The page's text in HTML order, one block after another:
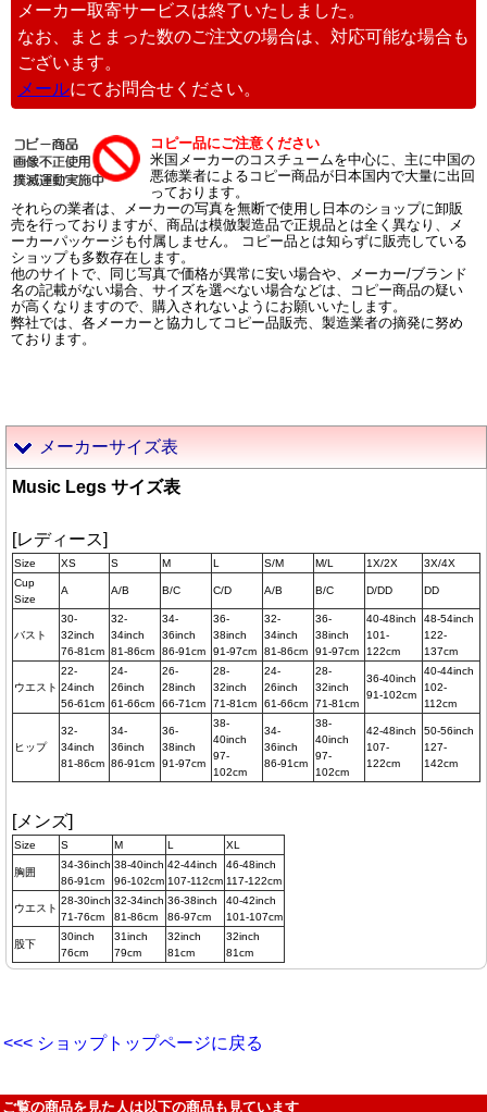
メーカー取寄サービスは終了いたしました。
なお、まとまった数のご注文の場合は、対応可能な場合も
ございます。
メールにてお問合せください。
コピー品にご注意ください
米国メーカーのコスチュームを中心に、主に中国の
悪徳業者によるコピー商品が日本国内で大量に出回
っております。
それらの業者は、メーカーの写真を無断で使用し日本のショップに卸販
売を行っておりますが、商品は模倣製造品で正規品とは全く異なり、メ
ーカーパッケージも付属しません。 コピー品とは知らずに販売している
ショップも多数存在します。
他のサイトで、同じ写真で価格が異常に安い場合や、メーカー/ブランド
名の記載がない場合、サイズを選べない場合などは、コピー商品の疑い
が高くなりますので、購入されないようにお願いいたします。
弊社では、各メーカーと協力してコピー品販売、製造業者の摘発に努め
ております。
メーカーサイズ表
Music Legs サイズ表
[レディース]
Size XS S M L S/M M/L 1X/2X
3X/4X
Cup
Size
A A/B B/C C/D A/B B/C D/DD DD
バスト
30-
32inch
76-81cm
32-
34inch
81-86cm
34-
36inch
86-91cm
36-
38inch
91-97cm
32-
34inch
81-86cm
36-
38inch
91-97cm
40-48inch
101-
122cm
48-54inch
122-
137cm
ウエスト
22-
24inch
56-61cm
24-
26inch
61-66cm
26-
28inch
66-71cm
28-
32inch
71-81cm
24-
26inch
61-66cm
28-
32inch
71-81cm
36-40inch
91-102cm
40-44inch
102-
112cm
ヒップ
32-
34inch
81-86cm
34-
36inch
86-91cm
36-
38inch
91-97cm
38-
40inch
97-
102cm
34-
36inch
86-91cm
38-
40inch
97-
102cm
42-48inch
107-
122cm
50-56inch
127-
142cm
[メンズ]
Size S M L XL
胸囲
34-36inch
86-91cm
38-40inch
96-102cm
42-44inch
107-112cm
46-48inch
117-122cm
ウエスト
28-30inch
71-76cm
32-34inch
81-86cm
36-38inch
86-97cm
40-42inch
101-107cm
股下
30inch
76cm
31inch
79cm
32inch
81cm
32inch
81cm
<<< ショップトップページに戻る
ご覧の商品を見た人は以下の商品も見ています